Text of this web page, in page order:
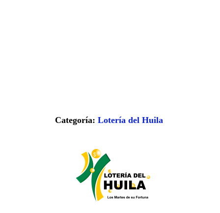
Categoría: Lotería del Huila